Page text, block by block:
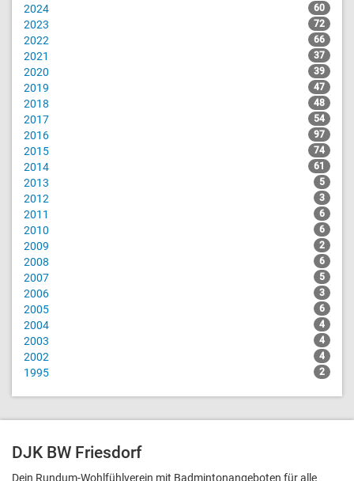
2024 60
2023 72
2022 66
2021 37
2020 39
2019 47
2018 48
2017 54
2016 97
2015 74
2014 61
2013 5
2012 3
2011 6
2010 6
2009 2
2008 6
2007 5
2006 3
2005 6
2004 4
2003 4
2002 4
1995 2
DJK BW Friesdorf
Dein Rundum-Wohlfühlverein mit Badmintonangeboten für alle